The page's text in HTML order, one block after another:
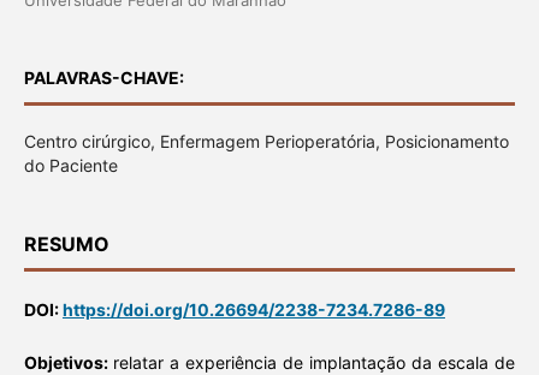
PALAVRAS-CHAVE:
Centro cirúrgico, Enfermagem Perioperatória, Posicionamento
do Paciente
RESUMO
DOI:https://doi.org/10.26694/2238-7234.7286-89
Objetivos: relatar a experiência de implantação da escala de